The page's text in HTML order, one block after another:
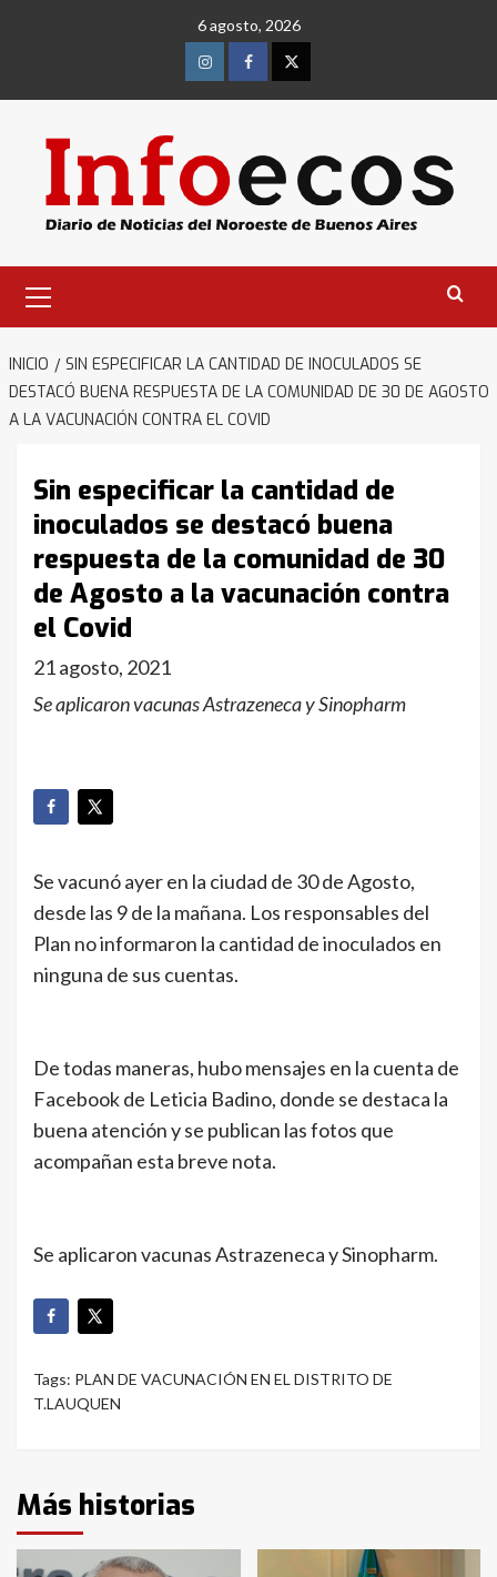
6 agosto, 2026
InstagramFacebookTwitter
primario
INICIO
SIN ESPECIFICAR LA CANTIDAD DE INOCULADOS SE
DESTACÓ BUENA RESPUESTA DE LA COMUNIDAD DE 30 DE AGOSTO
A LA VACUNACIÓN CONTRA EL COVID
Sin especificar la cantidad de
inoculados se destacó buena
respuesta de la comunidad de 30
de Agosto a la vacunación contra
el Covid
21 agosto, 2021
Se aplicaron vacunas Astrazeneca y Sinopharm
Se vacunó ayer en la ciudad de 30 de Agosto,
desde las 9 de la mañana. Los responsables del
Plan no informaron la cantidad de inoculados en
ninguna de sus cuentas.
De todas maneras, hubo mensajes en la cuenta de
Facebook de Leticia Badino, donde se destaca la
buena atención y se publican las fotos que
acompañan esta breve nota.
Se aplicaron vacunas Astrazeneca y Sinopharm.
Tags: PLAN DE VACUNACIÓN EN EL DISTRITO DE
T.LAUQUEN
Más historias